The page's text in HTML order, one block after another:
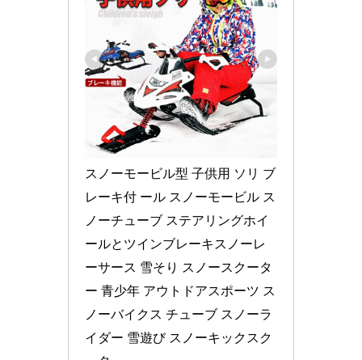
スノーモービル型 子供用 ソリ ブ
レーキ付 ール スノーモービル ス
ノーチューブ ステアリングホイ
ールとツインブレーキスノーレ
ーサース 雪そり スノースクータ
ー 青少年 アウトドアスポーツ ス
ノーバイクス チューブ スノーラ
イダー 雪遊び スノーキックスク